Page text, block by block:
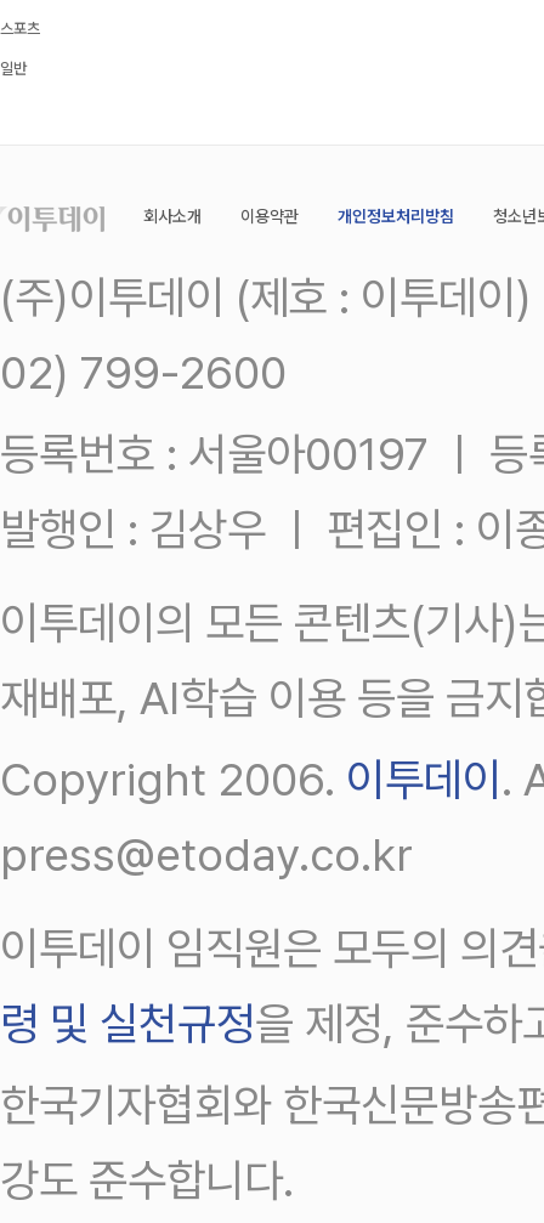
스포츠
일반
회사소개 이용약관 개인정보처리방침 청소년
(주)이투데이 (제호 : 이투데
02) 799-2600
등록번호 : 서울아00197 ㅣ
발행인 : 김상우 ㅣ 편집인 : 이
이투데이의 모든 콘텐츠(기사)
재배포, AI학습 이용 등을 금지
Copyright 2006. 이투데이 .
press@etoday.co.kr
이투데이 임직원은 모두의 의
령 및 실천규정을 제정, 준수하
한국기자협회와 한국신문방송
강도 준수합니다.